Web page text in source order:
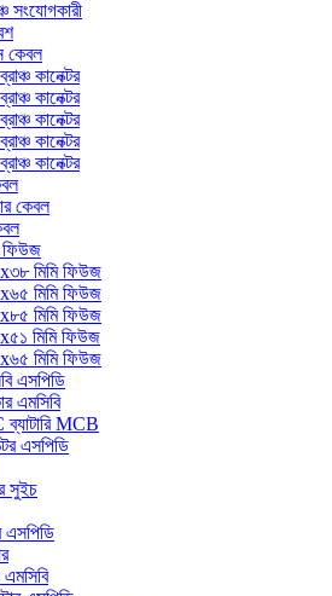
সংযোগকারী
কেবল
কানেক্টর
কানেক্টর
কানেক্টর
কানেক্টর
কানেক্টর
কেবল
ফিউজ
মিমি ফিউজ
মিমি ফিউজ
মিমি ফিউজ
মিমি ফিউজ
মিমি ফিউজ
এসপিডি
এমসিবি
MCB
এসপিডি
সুইচ
এসপিডি
এমসিবি